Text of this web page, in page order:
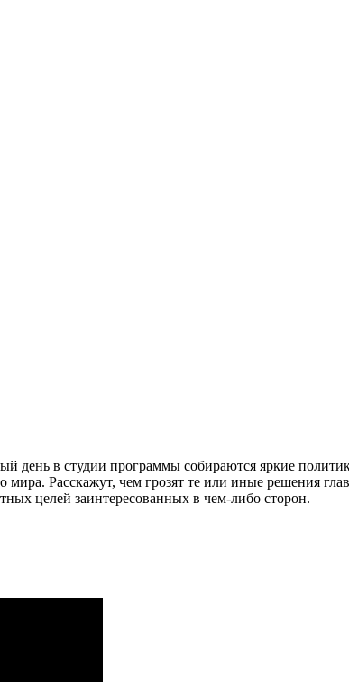
день в студии программы собираются яркие
Расскажут, чем грозят те или иные решения
целей заинтересованных в чем-либо сторон.